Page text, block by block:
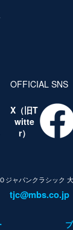
OFFICIAL SNS
X（旧T
witte
r）
ジャパンクラシック
tjc@mbs.co.jp